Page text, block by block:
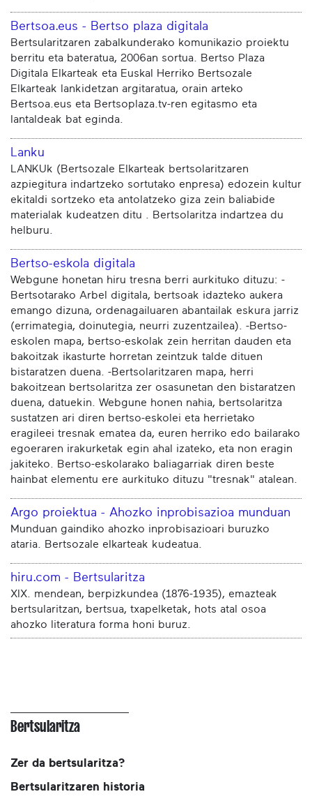
Bertsoa.eus - Bertso plaza digitala
Bertsularitzaren zabalkunderako komunikazio proiektu
berritu eta bateratua, 2006an sortua. Bertso Plaza
Digitala Elkarteak eta Euskal Herriko Bertsozale
Elkarteak lankidetzan argitaratua, orain arteko
Bertsoa.eus eta Bertsoplaza.tv-ren egitasmo eta
lantaldeak bat eginda.
Lanku
LANKUk (Bertsozale Elkarteak bertsolaritzaren
azpiegitura indartzeko sortutako enpresa) edozein kultur
ekitaldi sortzeko eta antolatzeko giza zein baliabide
materialak kudeatzen ditu . Bertsolaritza indartzea du
helburu.
Bertso-eskola digitala
Webgune honetan hiru tresna berri aurkituko dituzu: -
Bertsotarako Arbel digitala, bertsoak idazteko aukera
emango dizuna, ordenagailuaren abantailak eskura jarriz
(errimategia, doinutegia, neurri zuzentzailea). -Bertso-
eskolen mapa, bertso-eskolak zein herritan dauden eta
bakoitzak ikasturte horretan zeintzuk talde dituen
bistaratzen duena. -Bertsolaritzaren mapa, herri
bakoitzean bertsolaritza zer osasunetan den bistaratzen
duena, datuekin. Webgune honen nahia, bertsolaritza
sustatzen ari diren bertso-eskolei eta herrietako
eragileei tresnak ematea da, euren herriko edo bailarako
egoeraren irakurketak egin ahal izateko, eta non eragin
jakiteko. Bertso-eskolarako baliagarriak diren beste
hainbat elementu ere aurkituko dituzu "tresnak" atalean.
Argo proiektua - Ahozko inprobisazioa munduan
Munduan gaindiko ahozko inprobisazioari buruzko
ataria. Bertsozale elkarteak kudeatua.
hiru.com - Bertsularitza
XIX. mendean, berpizkundea (1876-1935), emazteak
bertsularitzan, bertsua, txapelketak, hots atal osoa
ahozko literatura forma honi buruz.
Bertsularitza
Zer da bertsularitza?
Bertsularitzaren historia